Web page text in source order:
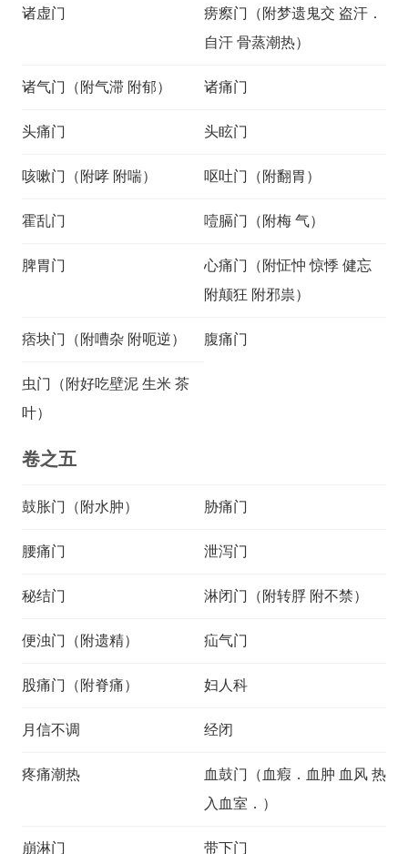
诸虚门
痨瘵门（附梦遗鬼交 盗汗．
自汗 骨蒸潮热）
诸气门（附气滞 附郁） 诸痛门
头痛门 头眩门
咳嗽门（附哮 附喘） 呕吐门（附翻胃）
霍乱门 噎膈门（附梅 气）
脾胃门
心痛门（附怔忡 惊悸 健忘
附颠狂 附邪祟）
痞块门（附嘈杂 附呃逆） 腹痛门
虫门（附好吃壁泥 生米 茶
叶）
卷之五
鼓胀门（附水肿） 胁痛门
腰痛门 泄泻门
秘结门 淋闭门（附转脬 附不禁）
便浊门（附遗精） 疝气门
股痛门（附脊痛） 妇人科
月信不调 经闭
疼痛潮热
血鼓门（血瘕．血肿 血风 热
入血室．）
崩淋门 带下门